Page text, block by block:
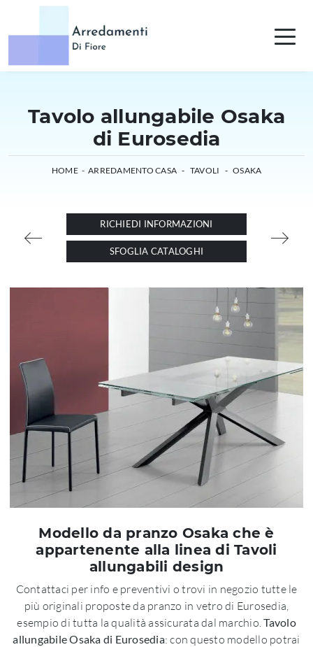
Tavolo allungabile Osaka
di Eurosedia
HOME - ARREDAMENTO CASA - TAVOLI - OSAKA
RICHIEDI INFORMAZIONI
SFOGLIA CATALOGHI
Modello da pranzo Osaka che è
appartenente alla linea di Tavoli
allungabili design
Contattaci per info e preventivi o trovi in negozio tutte le
più originali proposte da pranzo in vetro di Eurosedia,
esempio di tutta la qualità assicurata dal marchio.Tavolo
allungabile Osaka di Eurosedia: con questo modello potrai